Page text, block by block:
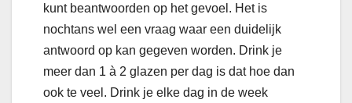
kunt beantwoorden op het gevoel. Het is
nochtans wel een vraag waar een duidelijk
antwoord op kan gegeven worden. Drink je
meer dan 1 à 2 glazen per dag is dat hoe dan
ook te veel. Drink je elke dag in de week